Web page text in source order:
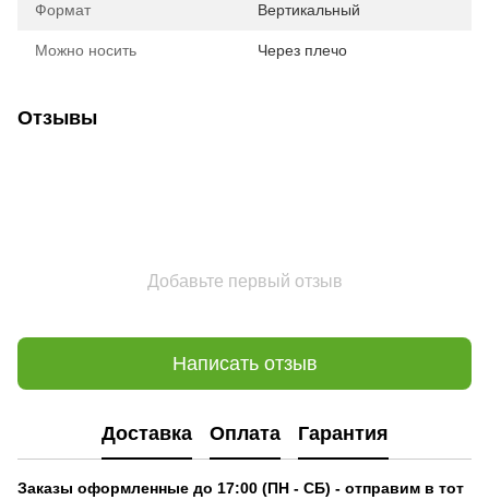
Формат Вертикальный
Можно носить Через плечо
Отзывы
Добавьте первый отзыв
Написать отзыв
Доставка Оплата Гарантия
Заказы оформленные до 17:00 (ПН - СБ) - отправим в тот